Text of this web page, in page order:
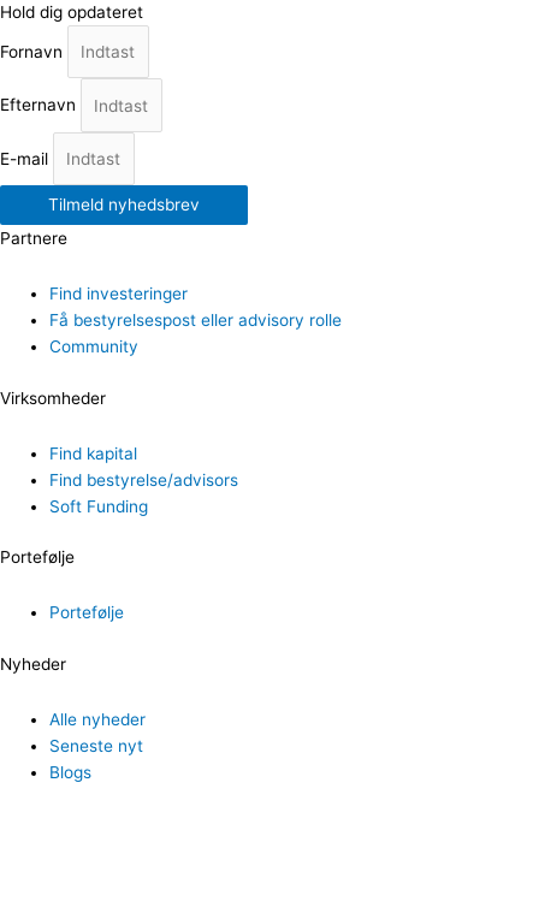
Hold dig opdateret
Fornavn
Efternavn
E-mail
Tilmeld nyhedsbrev
Partnere
Find investeringer
Få bestyrelsespost eller advisory rolle
Community
Virksomheder
Find kapital
Find bestyrelse/advisors
Soft Funding
Portefølje
Portefølje
Nyheder
Alle nyheder
Seneste nyt
Blogs